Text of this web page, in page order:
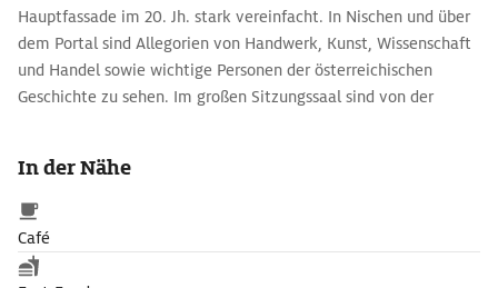
Hauptfassade im 20. Jh. stark vereinfacht. In Nischen und über
dem Portal sind Allegorien von Handwerk, Kunst, Wissenschaft
und Handel sowie wichtige Personen der österreichischen
Geschichte zu sehen. Im großen Sitzungssaal sind von der
In der Nähe
Café